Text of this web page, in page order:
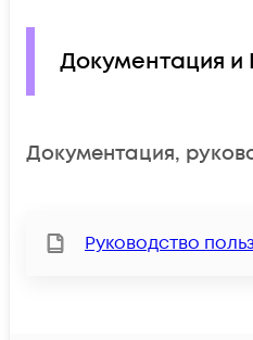
Документация и
Документация,
Руководство